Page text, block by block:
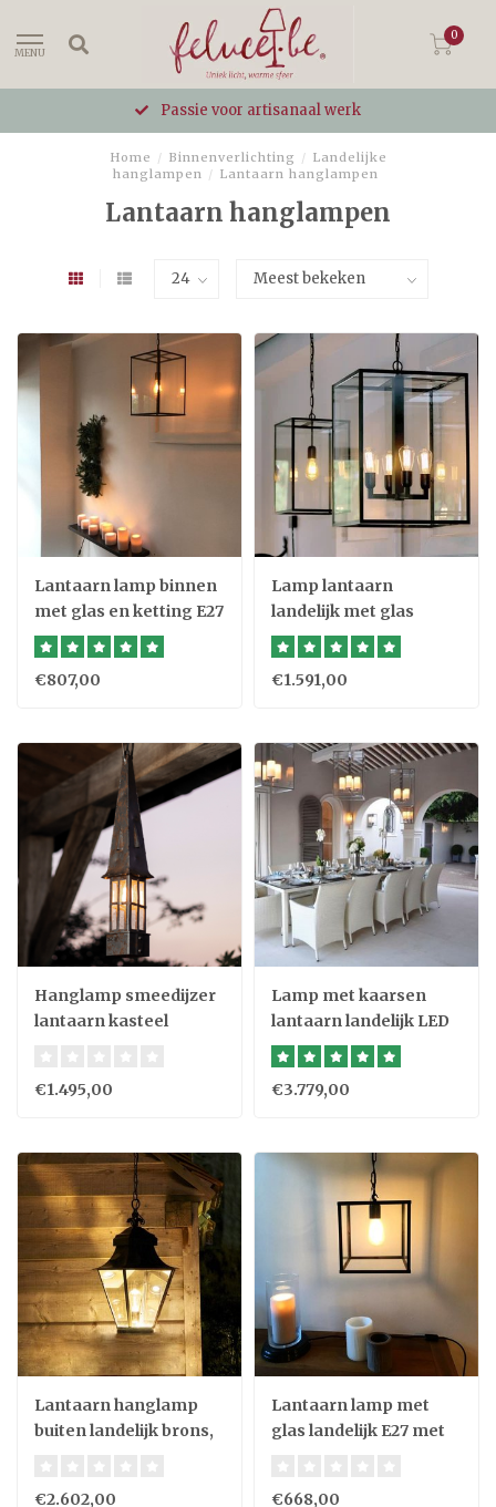
MENU
0
Passie voor artisanaal werk
Home / Binnenverlichting / Landelijke
hanglampen / Lantaarn hanglampen
Lantaarn hanglampen
Lantaarn lamp binnen
met glas en ketting E27
€807,00
Lamp lantaarn
landelijk met glas
4xE27
€1.591,00
Hanglamp smeedijzer
lantaarn kasteel
€1.495,00
Lamp met kaarsen
lantaarn landelijk LED
€3.779,00
Lantaarn hanglamp
buiten landelijk brons,
€2.602,00
Lantaarn lamp met
glas landelijk E27 met
€668,00